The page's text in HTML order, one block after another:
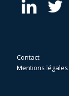
Contact
Mentions légales